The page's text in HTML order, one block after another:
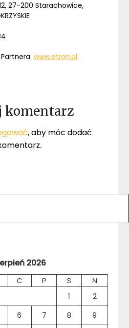
27-200 Starachowice,
www.etron.pl
komentarz
, aby móc dodać
2026
C P S
N
1
2
6 7 8
9